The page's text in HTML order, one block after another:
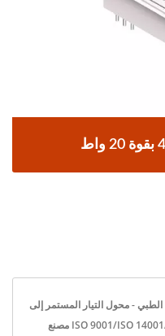
- محول التيار المستمر إلى
التيار المستمر بدرجة طبية | ISO 9001/ISO 14001/IATF 16949 مصنع